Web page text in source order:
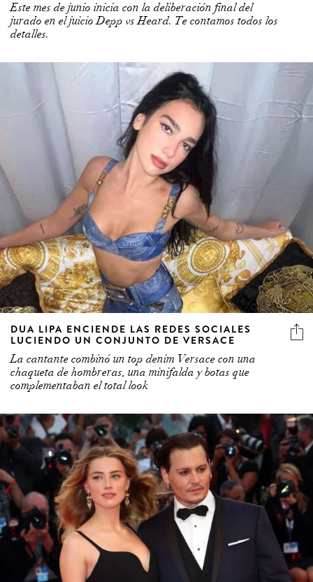
Este mes de junio inicia con la deliberación final del
jurado en el juicio Depp vs Heard. Te contamos todos los
detalles.
DUA LIPA ENCIENDE LAS REDES SOCIALES
LUCIENDO UN CONJUNTO DE VERSACE
La cantante combinó un top denim Versace con una
chaqueta de hombreras, una minifalda y botas que
complementaban el total look